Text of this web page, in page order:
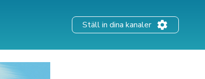
Ställ in dina kanaler